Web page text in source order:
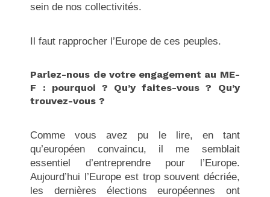
sein de nos collectivités.
Il faut rapprocher l’Europe de ces peuples.
Parlez-nous de votre engagement au ME-
F : pourquoi ? Qu’y faites-vous ? Qu’y
trouvez-vous ?
Comme vous avez pu le lire, en tant
qu’européen convaincu, il me semblait
essentiel d’entreprendre pour l’Europe.
Aujourd’hui l’Europe est trop souvent décriée,
les dernières élections européennes ont